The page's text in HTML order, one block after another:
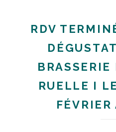
RDV
BRASSERIE
RUELLE I
FÉVRIER